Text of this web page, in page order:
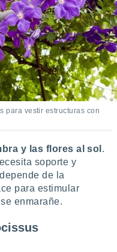
para vestir estructuras con
y las flores al sol .
soporte y
de la
para estimular
enmarañe.